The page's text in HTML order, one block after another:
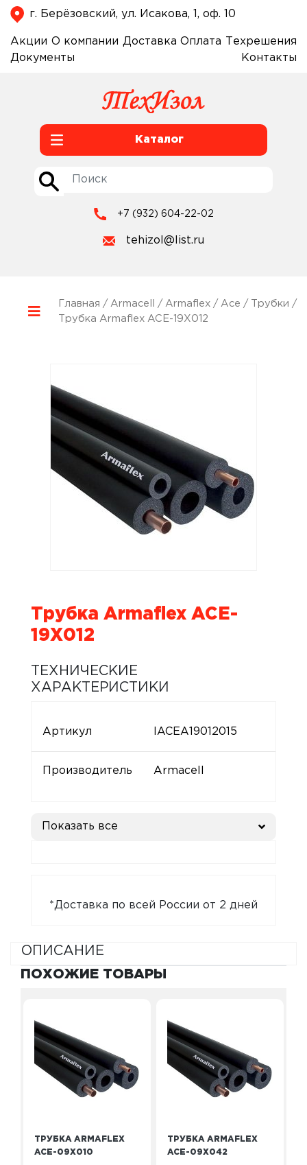
г. Берёзовский, ул. Исакова, 1, оф. 10
Акции О компании Доставка Оплата
Техрешения
Документы
Контакты
Каталог
+7 (932) 604-22-02
tehizol@list.ru
Главная / Armacell / Armaflex/ Ace / Трубки /
Трубка Armaflex ACE-19X012
Трубка Armaflex ACE-
19X012
ТЕХНИЧЕСКИЕ
ХАРАКТЕРИСТИКИ
Артикул IACEA19012015
Производитель Armacell
Показать все
*Доставка по всей России от 2 дней
ОПИСАНИЕ
ПОХОЖИЕ ТОВАРЫ
ТРУБКА ARMAFLEX
ACE-09X010
ТРУБКА ARMAFLEX
ACE-09X042